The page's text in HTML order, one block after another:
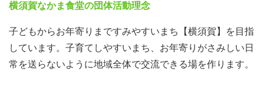
横須賀なかま食堂の団体活動理念
子どもからお年寄りまですみやすいまち【横須賀】を目指
しています。子育てしやすいまち、お年寄りがさみしい日
常を送らないように地域全体で交流できる場を作ります。